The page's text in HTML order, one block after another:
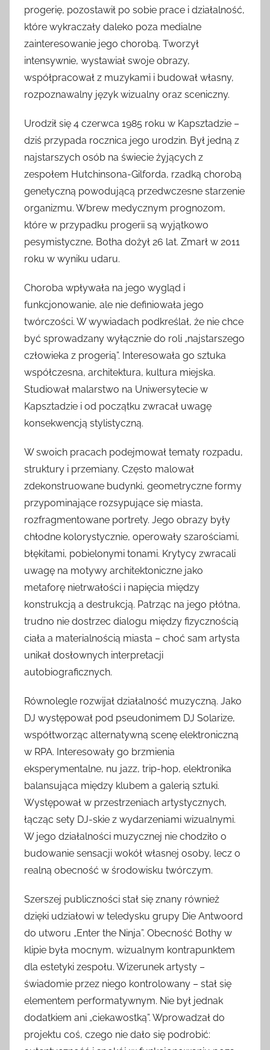
progerię, pozostawił po sobie prace i działalność,
które wykraczały daleko poza medialne
zainteresowanie jego chorobą. Tworzył
intensywnie, wystawiał swoje obrazy,
współpracował z muzykami i budował własny,
rozpoznawalny język wizualny oraz sceniczny.
Urodził się 4 czerwca 1985 roku w Kapsztadzie –
dziś przypada rocznica jego urodzin. Był jedną z
najstarszych osób na świecie żyjących z
zespołem Hutchinsona-Gilforda, rzadką chorobą
genetyczną powodującą przedwczesne starzenie
organizmu. Wbrew medycznym prognozom,
które w przypadku progerii są wyjątkowo
pesymistyczne, Botha dożył 26 lat. Zmarł w 2011
roku w wyniku udaru.
Choroba wpływała na jego wygląd i
funkcjonowanie, ale nie definiowała jego
twórczości. W wywiadach podkreślał, że nie chce
być sprowadzany wyłącznie do roli „najstarszego
człowieka z progerią”. Interesowała go sztuka
współczesna, architektura, kultura miejska.
Studiował malarstwo na Uniwersytecie w
Kapsztadzie i od początku zwracał uwagę
konsekwencją stylistyczną.
W swoich pracach podejmował tematy rozpadu,
struktury i przemiany. Często malował
zdekonstruowane budynki, geometryczne formy
przypominające rozsypujące się miasta,
rozfragmentowane portrety. Jego obrazy były
chłodne kolorystycznie, operowały szarościami,
błękitami, pobielonymi tonami. Krytycy zwracali
uwagę na motywy architektoniczne jako
metaforę nietrwałości i napięcia między
konstrukcją a destrukcją. Patrząc na jego płótna,
trudno nie dostrzec dialogu między fizycznością
ciała a materialnością miasta – choć sam artysta
unikał dosłownych interpretacji
autobiograficznych.
Równolegle rozwijał działalność muzyczną. Jako
DJ występował pod pseudonimem DJ Solarize,
współtworząc alternatywną scenę elektroniczną
w RPA. Interesowały go brzmienia
eksperymentalne, nu jazz, trip-hop, elektronika
balansująca między klubem a galerią sztuki.
Występował w przestrzeniach artystycznych,
łącząc sety DJ-skie z wydarzeniami wizualnymi.
W jego działalności muzycznej nie chodziło o
budowanie sensacji wokół własnej osoby, lecz o
realną obecność w środowisku twórczym.
Szerszej publiczności stał się znany również
dzięki udziałowi w teledysku grupy Die Antwoord
do utworu „Enter the Ninja”. Obecność Bothy w
klipie była mocnym, wizualnym kontrapunktem
dla estetyki zespołu. Wizerunek artysty –
świadomie przez niego kontrolowany – stał się
elementem performatywnym. Nie był jednak
dodatkiem ani „ciekawostką”. Wprowadzał do
projektu coś, czego nie dało się podrobić: